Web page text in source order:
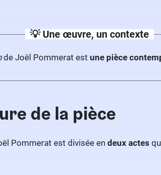
💡 Une œuvre, un contexte
de Joël Pommerat est une pièce
de la pièce
Pommerat est divisée en deux actes